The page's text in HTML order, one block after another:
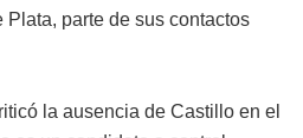
parte de sus contactos
la ausencia de Castillo en el